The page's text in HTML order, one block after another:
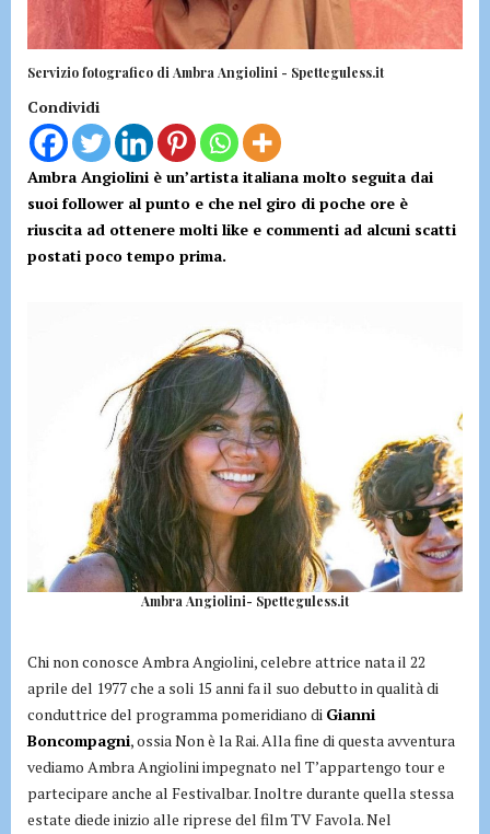
Servizio fotografico di Ambra Angiolini - Spetteguless.it
Condividi
Ambra Angiolini è un’artista italiana molto seguita dai
suoi follower al punto e che nel giro di poche ore è
riuscita ad ottenere molti like e commenti ad alcuni scatti
postati poco tempo prima.
Ambra Angiolini- Spetteguless.it
Chi non conosce Ambra Angiolini, celebre attrice nata il 22
aprile del 1977 che a soli 15 anni fa il suo debutto in qualità di
conduttrice del programma pomeridiano di Gianni
Boncompagni, ossia Non è la Rai. Alla fine di questa avventura
vediamo Ambra Angiolini impegnato nel T’appartengo tour e
partecipare anche al Festivalbar. Inoltre durante quella stessa
estate diede inizio alle riprese del film TV Favola. Nel